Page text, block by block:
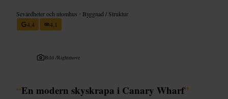
Sevärdheter och utomhus • Byggnad / Struktur
4,4
4,1
Bild /Rightmove
“En modern skyskrapa i Canary Wharf”